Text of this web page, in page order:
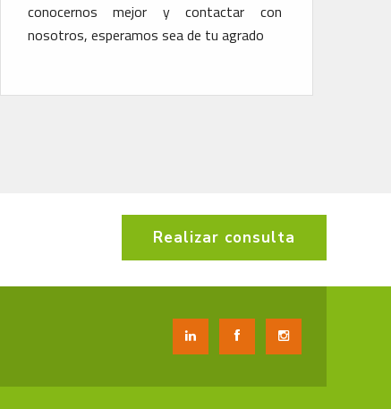
medio ambiente. Nuestra flota está
dotada de la solución Optifuel Infomax de
Realizar consulta